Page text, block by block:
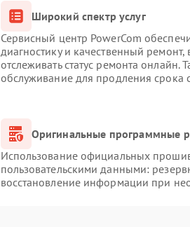
Широкий спектр услуг
Сервисный центр PowerCom
диагностику и качественный
отслеживать статус ремонта онлайн.
обслуживание для продления срока
Оригинальные программные
Использование официальных
пользовательскими данными:
восстановление информации при